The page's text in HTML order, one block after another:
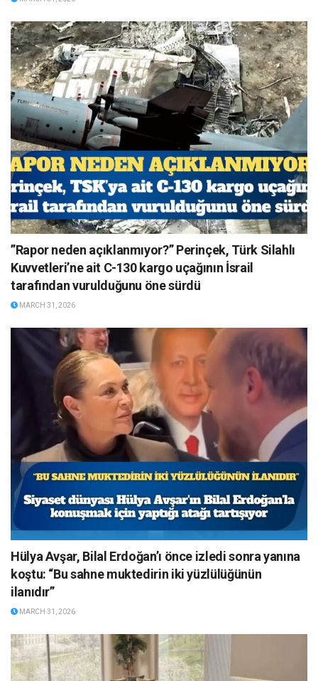
”Rapor neden açıklanmıyor?” Perinçek, Türk Silahlı
Kuvvetleri’ne ait C-130 kargo uçağının İsrail
tarafından vurulduğunu öne sürdü
MARCH 31, 2026
Hülya Avşar, Bilal Erdoğan’ı önce izledi sonra yanına
koştu: “Bu sahne muktedirin iki yüzlülüğünün
ilanıdır”
MARCH 31, 2026